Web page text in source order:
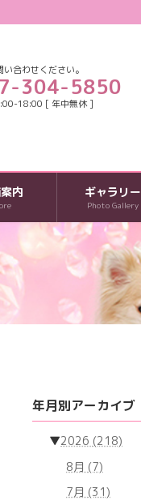
合わせください。
304-5850
18:00 [ 年中無休 ]
内 ギャラリー
Photo Gallery
年月別アーカイブ
▼2026 (218)
8月 (7)
7月 (31)